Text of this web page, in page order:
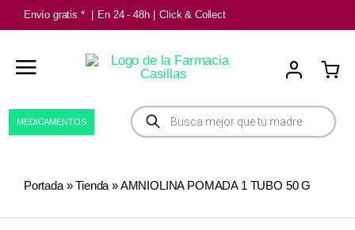
Saltar
al
contenido
Envío gratis * En 24 - 48h Click & Collect
Búsqueda
de
productos
MEDICAMENTOS
Portada»Tienda »AMNIOLINA POMADA 1 TUBO 50 G